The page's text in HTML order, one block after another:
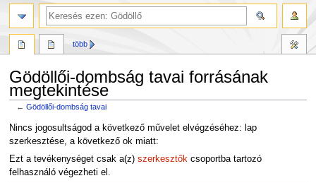
Gödöllői-dombság tavai forrásának
megtekintése
←Gödöllői-dombság tavai
Ugrás
a
navigációhoz
Ugrás
a
kereséshez
Nincs jogosultságod a következő művelet elvégzéséhez: lap
szerkesztése, a következő ok miatt:
Ezt a tevékenységet csak a(z) szerkesztőkcsoportba tartozó
felhasználó végezheti el.
több